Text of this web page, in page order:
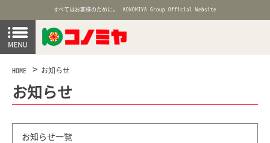
すべてはお客様のために。 KONOMIYA Group Official Website
HOME お知らせ
お知らせ
お知らせ一覧